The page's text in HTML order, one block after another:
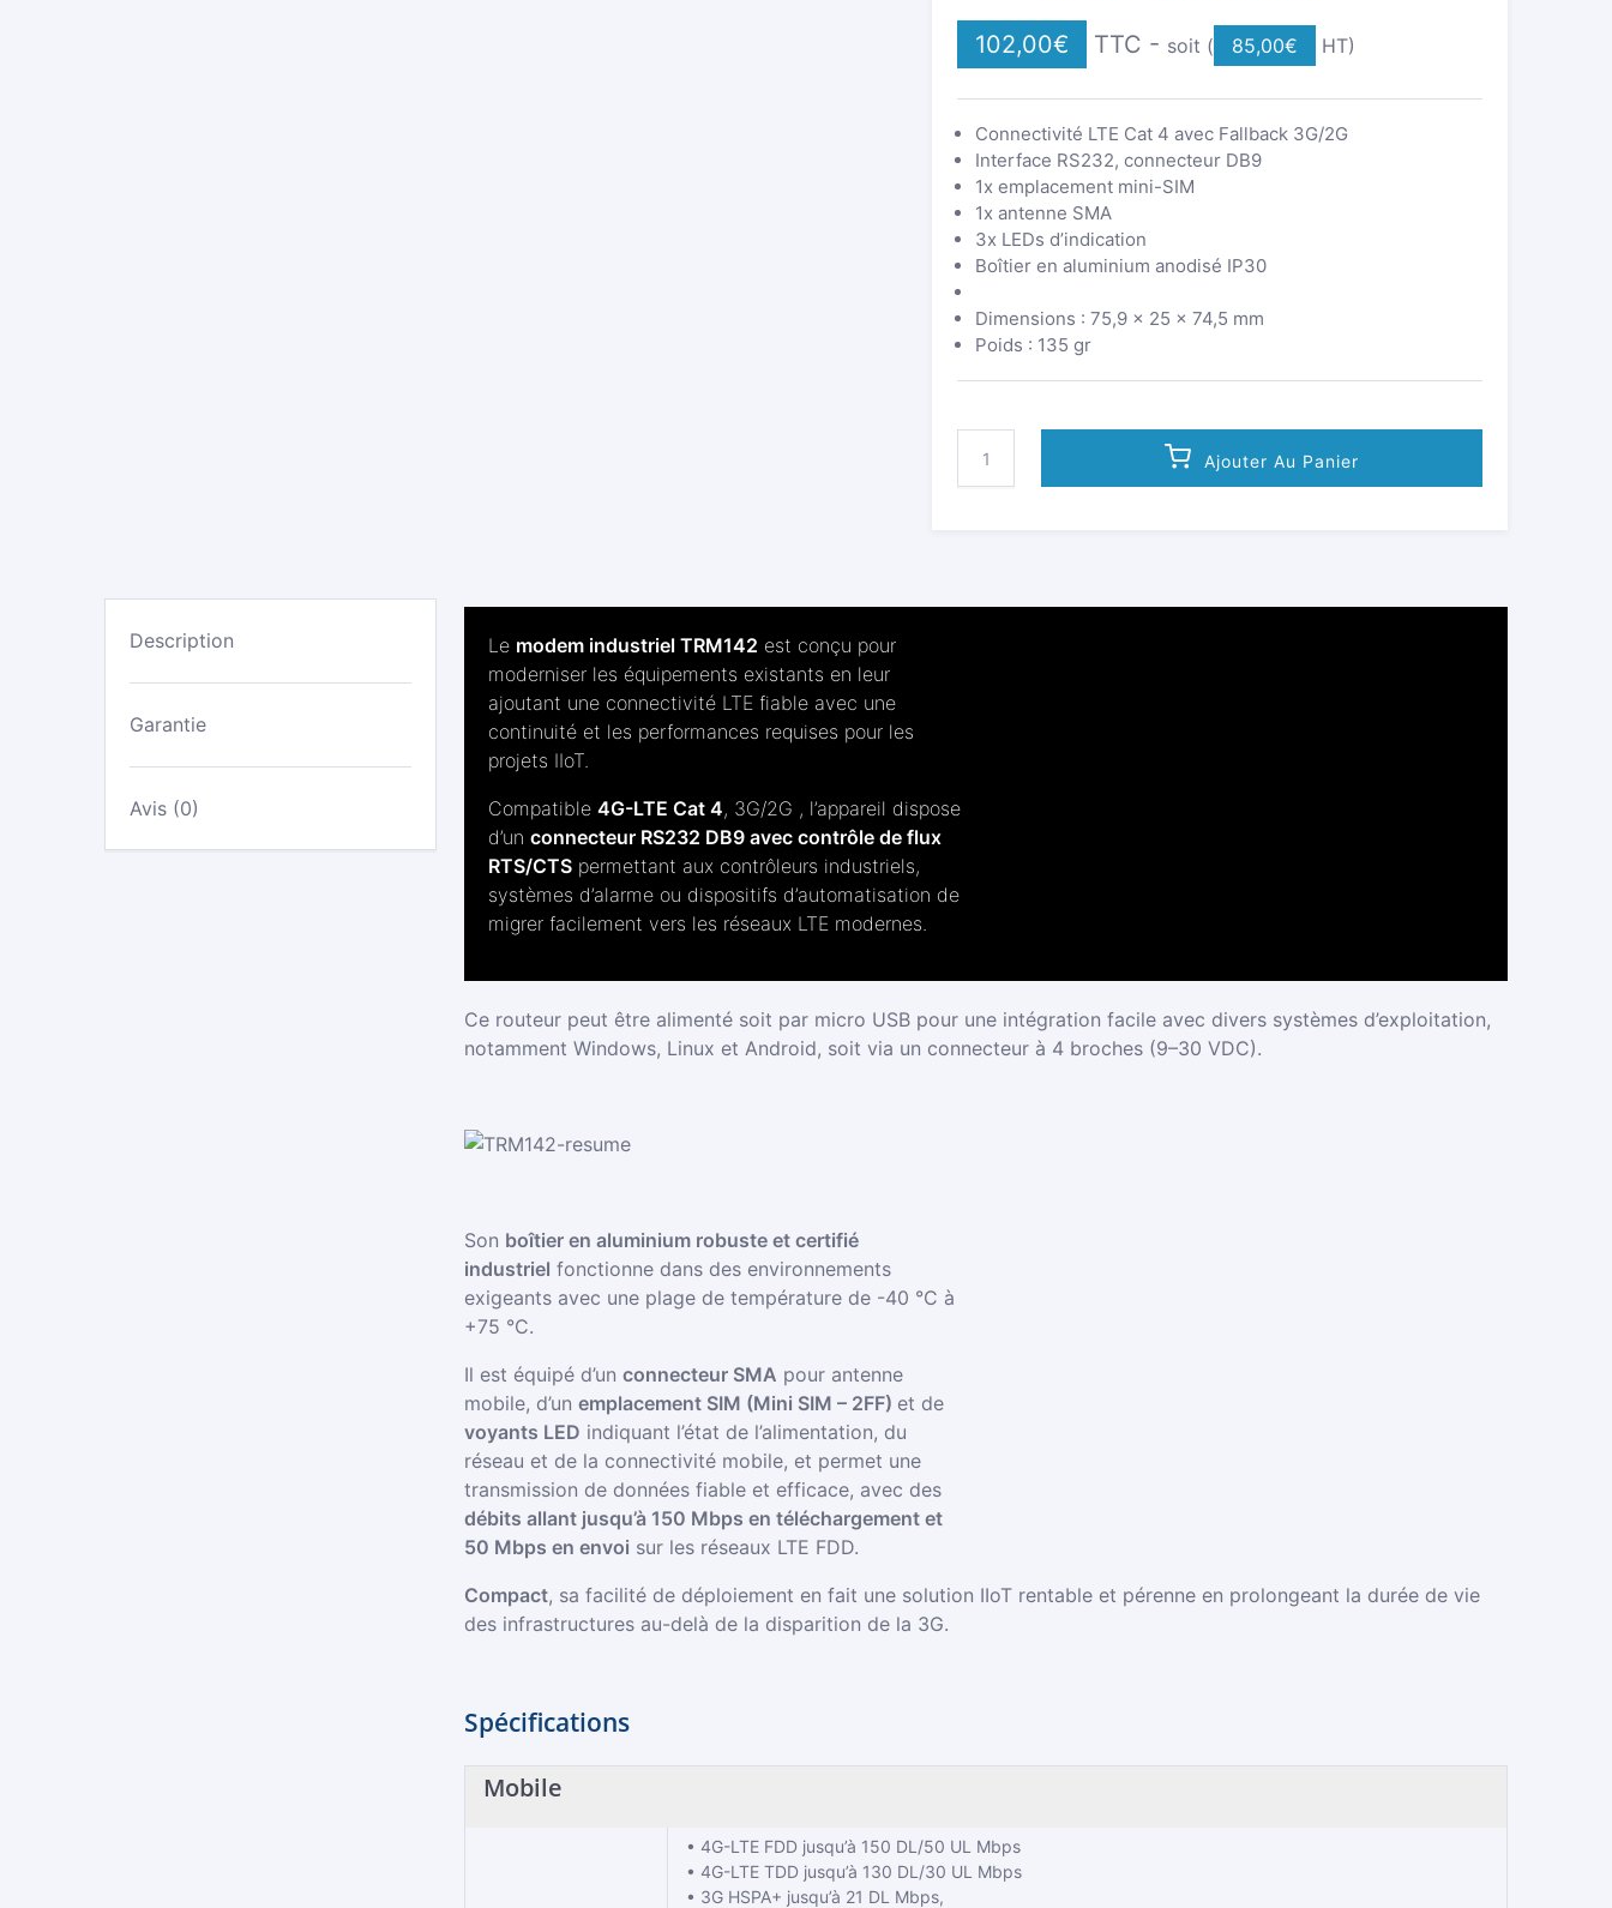
102,00€ TTC - soit ( 85,00€ HT)
Connectivité LTE Cat 4 avec Fallback 3G/2G
Interface RS232, connecteur DB9
1x emplacement mini-SIM
1x antenne SMA
3x LEDs d’indication
Boîtier en aluminium anodisé IP30
Dimensions : 75,9 × 25 × 74,5 mm
Poids : 135 gr
TRM142
Ajouter Au Panier
Description
Garantie
Avis (0)
Le modem industriel TRM142 est conçu pour
moderniser les équipements existants en leur
ajoutant une connectivité LTE fiable avec une
continuité et les performances requises pour les
projets IIoT.
Compatible 4G-LTE Cat 4, 3G/2G , l’appareil dispose
d’un connecteur RS232 DB9 avec contrôle de flux
RTS/CTS permettant aux contrôleurs industriels,
systèmes d’alarme ou dispositifs d’automatisation de
migrer facilement vers les réseaux LTE modernes.
Ce routeur peut être alimenté soit par micro USB pour une intégration facile avec divers systèmes d’exploitation,
notamment Windows, Linux et Android, soit via un connecteur à 4 broches (9–30 VDC).
Son boîtier en aluminium robuste et certifié
industriel fonctionne dans des environnements
exigeants avec une plage de température de -40 °C à
+75 °C.
Il est équipé d’un connecteur SMA pour antenne
mobile, d’un emplacement SIM (Mini SIM – 2FF) et de
voyants LED indiquant l’état de l’alimentation, du
réseau et de la connectivité mobile, et permet une
transmission de données fiable et efficace, avec des
débits allant jusqu’à 150 Mbps en téléchargement et
50 Mbps en envoi sur les réseaux LTE FDD.
Compact, sa facilité de déploiement en fait une solution IIoT rentable et pérenne en prolongeant la durée de vie
des infrastructures au-delà de la disparition de la 3G.
Spécifications
Mobile
• 4G-LTE FDD jusqu’à 150 DL/50 UL Mbps
• 4G-LTE TDD jusqu’à 130 DL/30 UL Mbps
• 3G HSPA+ jusqu’à 21 DL Mbps,